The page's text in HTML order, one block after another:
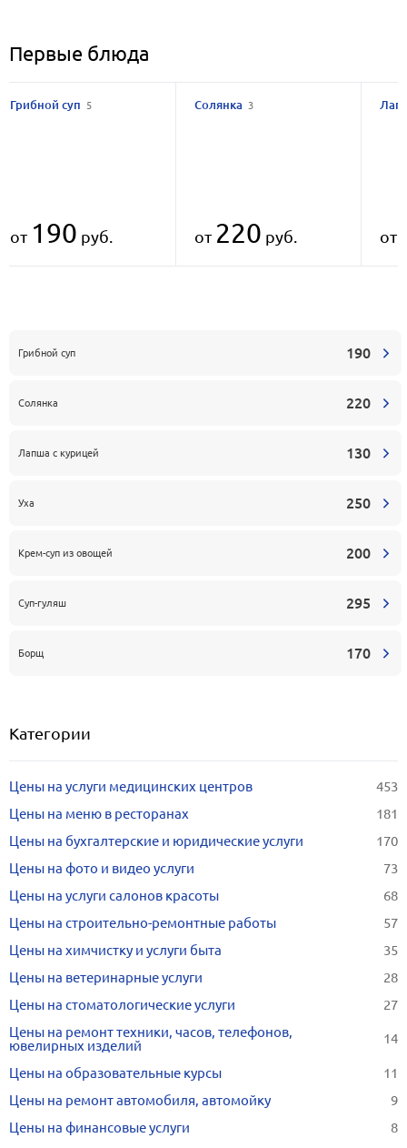
Первые блюда
Грибной суп 190
Солянка 220
Лапша с курицей 130
Уха 250
Крем-суп из овощей 200
Суп-гуляш 295
Борщ 170
Грибной суп 5 Солянка 3
от 190 руб. от 220 руб. от
Категории
Цены на услуги медицинских центров
453
Цены на меню в ресторанах
181
Цены на бухгалтерские и юридические услуги
170
Цены на фото и видео услуги
73
Цены на услуги салонов красоты
68
Цены на строительно-ремонтные работы
57
Цены на химчистку и услуги быта
35
Цены на ветеринарные услуги
28
Цены на стоматологические услуги
27
Цены на ремонт техники, часов, телефонов,
ювелирных изделий
14
Цены на образовательные курсы
11
Цены на ремонт автомобиля, автомойку
9
Цены на финансовые услуги
8